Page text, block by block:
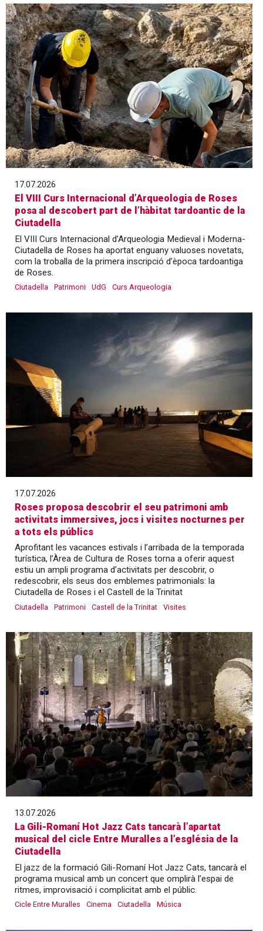
17.07.2026
El VIII Curs Internacional d’Arqueologia de Roses
posa al descobert part de l’hàbitat tardoantic de la
Ciutadella
El VIII Curs Internacional d’Arqueologia Medieval i Moderna-
Ciutadella de Roses ha aportat enguany valuoses novetats,
com la troballa de la primera inscripció d’època tardoantiga
de Roses.
Ciutadella Patrimoni UdG Curs Arqueologia
17.07.2026
Roses proposa descobrir el seu patrimoni amb
activitats immersives, jocs i visites nocturnes per
a tots els públics
Aprofitant les vacances estivals i l’arribada de la temporada
turística, l’Àrea de Cultura de Roses torna a oferir aquest
estiu un ampli programa d’activitats per descobrir, o
redescobrir, els seus dos emblemes patrimonials: la
Ciutadella de Roses i el Castell de la Trinitat
Ciutadella Patrimoni Castell de la Trinitat Visites
13.07.2026
La Gili-Romaní Hot Jazz Cats tancarà l’apartat
musical del cicle Entre Muralles a l’església de la
Ciutadella
El jazz de la formació Gili-Romaní Hot Jazz Cats, tancarà el
programa musical amb un concert que omplirà l’espai de
ritmes, improvisació i complicitat amb el públic.
Cicle Entre Muralles Cinema Ciutadella Música